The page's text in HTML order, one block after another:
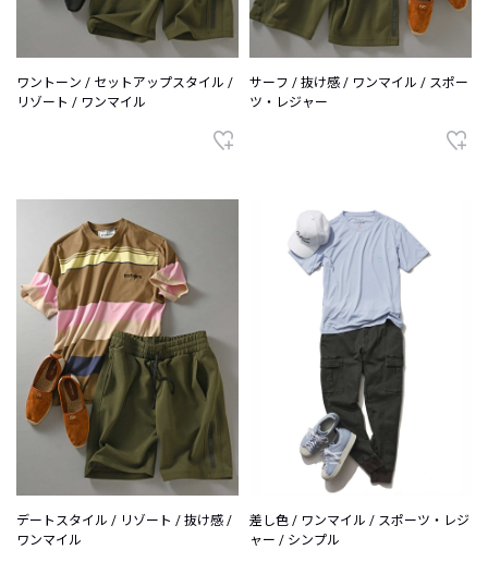
ワントーン / セットアップスタイル /
リゾート / ワンマイル
サーフ / 抜け感 / ワンマイル / スポー
ツ・レジャー
デートスタイル / リゾート / 抜け感 /
ワンマイル
差し色 / ワンマイル / スポーツ・レジ
ャー / シンプル